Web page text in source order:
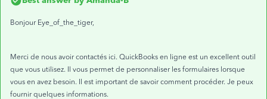
Bonjour Eye_of_the_tiger,
Merci de nous avoir contactés ici. QuickBooks en ligne est un excellent outil
que vous utilisez. Il vous permet de personnaliser les formulaires lorsque
vous en avez besoin. Il est important de savoir comment procéder. Je peux
fournir quelques informations.